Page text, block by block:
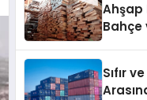
Ahşap
Bahçe
Sıfır